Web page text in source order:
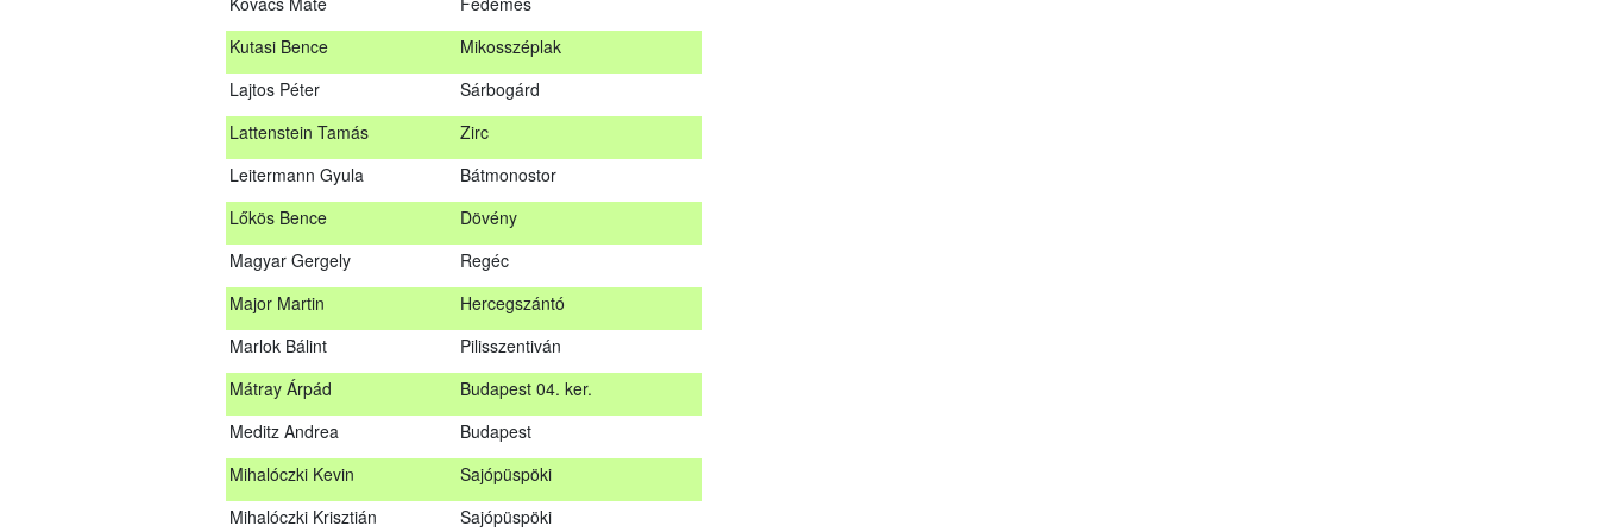
Kutasi Bence
Mikosszéplak
Lajtos Péter
Sárbogárd
Lattenstein Tamás
Zirc
Leitermann Gyula
Bátmonostor
Lőkös Bence
Dövény
Magyar Gergely
Regéc
Major Martin
Hercegszántó
Marlok Bálint
Pilisszentiván
Mátray Árpád
Budapest 04. ker.
Meditz Andrea
Budapest
Mihalóczki Kevin
Sajópüspöki
Mihalóczki Krisztián
Sajópüspöki
Kovács Dániel
Ózd
Kovács Máté
Fedémes
Kutasi Bence
Mikosszéplak
Lajtos Péter
Sárbogárd
Lattenstein Tamás
Zirc
Leitermann Gyula
Bátmonostor
Lőkös Bence
Dövény
Magyar Gergely
Regéc
Major Martin
Hercegszántó
Marlok Bálint
Pilisszentiván
Mátray Árpád
Budapest 04. ker.
Meditz Andrea
Budapest